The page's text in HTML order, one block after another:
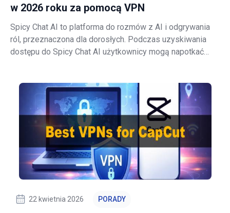
w 2026 roku za pomocą VPN
Spicy Chat AI to platforma do rozmów z AI i odgrywania
ról, przeznaczona dla dorosłych. Podczas uzyskiwania
dostępu do Spicy Chat AI użytkownicy mogą napotkać
problemami technicznymi ani arbitralnymi
22 kwietnia 2026 PORADY